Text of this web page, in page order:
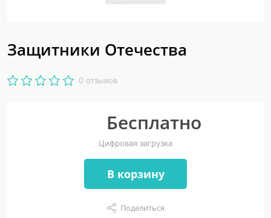
Защитники Отечества
0 отзывов
Бесплатно
Цифровая загрузка
В корзину
Поделиться